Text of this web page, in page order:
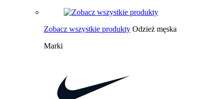
Zobacz wszystkie produkty Odzież męska
Marki